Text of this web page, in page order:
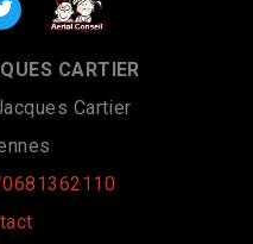
CARTIER
Cartier